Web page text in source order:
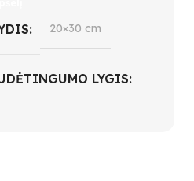
20×30 cm
LYGIS